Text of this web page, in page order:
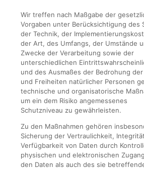
Wir treffen nach Maßgabe der
Vorgaben unter Berücksichtigung des
der Technik, der
der Art, des Umfangs, der Umstände
Zwecke der Verarbeitung sowie der
unterschiedlichen
und des Ausmaßes der Bedrohung
und Freiheiten natürlicher Personen
technische und organisatorische
um ein dem Risiko angemessenes
Schutzniveau zu gewährleisten.
Zu den Maßnahmen gehören
Sicherung der Vertraulichkeit,
Verfügbarkeit von Daten durch
physischen und elektronischen
den Daten als auch des sie